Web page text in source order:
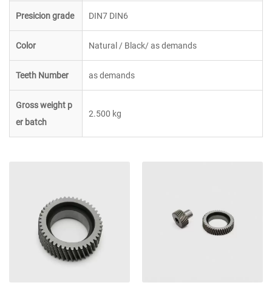
Presicion grade DIN7 DIN6
Color Natural / Black/ as demands
Teeth Number as demands
Gross weight p
er batch
2.500 kg